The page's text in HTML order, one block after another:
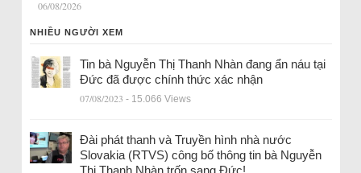
06/08/2026
NHIỀU NGƯỜI XEM
Tin bà Nguyễn Thị Thanh Nhàn đang ẩn náu tại
Đức đã được chính thức xác nhận
07/08/2023 - 15.066 Views
Đài phát thanh và Truyền hình nhà nước
Slovakia (RTVS) công bố thông tin bà Nguyễn